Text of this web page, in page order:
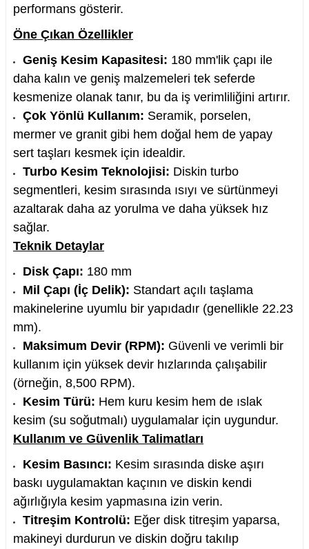
Ucu
ve Lehim Teli
performans gösterir.
Öne Çıkan Özellikler
Geniş Kesim Kapasitesi: 180 mm'lik çapı ile
daha kalın ve geniş malzemeleri tek seferde
kesmenize olanak tanır, bu da iş verimliliğini artırır.
Çok Yönlü Kullanım: Seramik, porselen,
mermer ve granit gibi hem doğal hem de yapay
sert taşları kesmek için idealdir.
Turbo Kesim Teknolojisi: Diskin turbo
segmentleri, kesim sırasında ısıyı ve sürtünmeyi
azaltarak daha az yorulma ve daha yüksek hız
sağlar.
Teknik Detaylar
Disk Çapı: 180 mm
Mil Çapı (İç Delik): Standart açılı taşlama
makinelerine uyumlu bir yapıdadır (genellikle 22.23
mm).
Maksimum Devir (RPM): Güvenli ve verimli bir
kullanım için yüksek devir hızlarında çalışabilir
(örneğin, 8,500 RPM).
Kesim Türü: Hem kuru kesim hem de ıslak
kesim (su soğutmalı) uygulamalar için uygundur.
Kullanım ve Güvenlik Talimatları
Kesim Basıncı: Kesim sırasında diske aşırı
baskı uygulamaktan kaçının ve diskin kendi
ağırlığıyla kesim yapmasına izin verin.
Titreşim Kontrolü: Eğer disk titreşim yaparsa,
makineyi durdurun ve diskin doğru takılıp